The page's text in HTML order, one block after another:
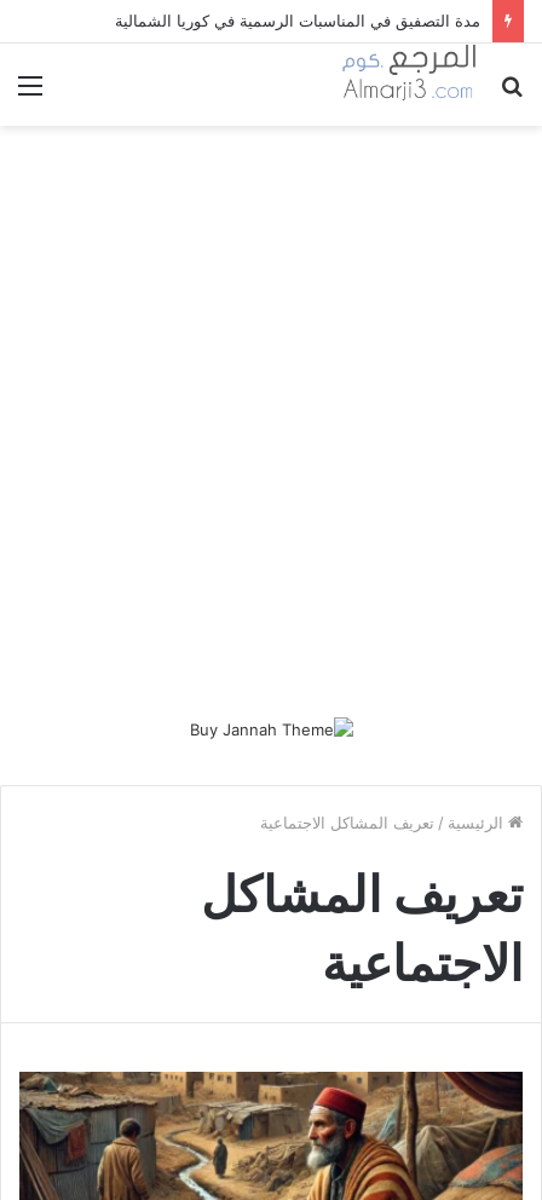
مدة التصفيق في المناسبات الرسمية في كوريا الشمالية
بحث
الرئيسية / تعريف المشاكل الاجتماعية
تعريف المشاكل
الاجتماعية